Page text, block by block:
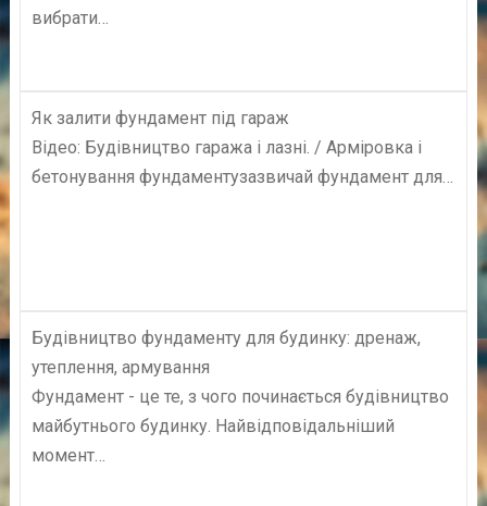
вибрати…
Як залити фундамент під гараж
Відео: Будівництво гаража і лазні. / Арміровка і
бетонування фундаментузазвичай фундамент для…
Будівництво фундаменту для будинку: дренаж,
утеплення, армування
Фундамент - це те, з чого починається будівництво
майбутнього будинку. Найвідповідальніший
момент…